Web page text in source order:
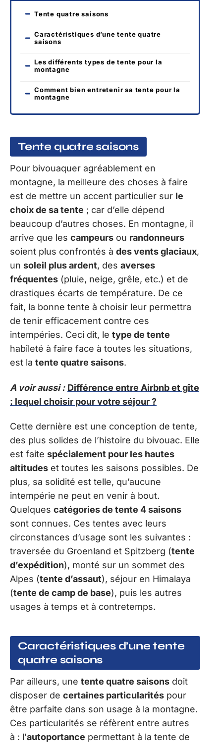
Tente quatre saisons
Caractéristiques d’une tente quatre
saisons
Les différents types de tente pour la
montagne
Comment bien entretenir sa tente pour la
montagne
Tente quatre saisons
Pour bivouaquer agréablement en
montagne, la meilleure des choses à faire
est de mettre un accent particulier sur le
choix de sa tente ; car d’elle dépend
beaucoup d’autres choses. En montagne, il
arrive que les campeurs ou randonneurs
soient plus confrontés à des vents glaciaux,
un soleil plus ardent, des averses
fréquentes (pluie, neige, grêle, etc.) et de
drastiques écarts de température. De ce
fait, la bonne tente à choisir leur permettra
de tenir efficacement contre ces
intempéries. Ceci dit, le type de tente
habileté à faire face à toutes les situations,
est la tente quatre saisons.
A voir aussi : Différence entre Airbnb et gîte
: lequel choisir pour votre séjour ?
Cette dernière est une conception de tente,
des plus solides de l’histoire du bivouac. Elle
est faite spécialement pour les hautes
altitudes et toutes les saisons possibles. De
plus, sa solidité est telle, qu’aucune
intempérie ne peut en venir à bout.
Quelques catégories de tente 4 saisons
sont connues. Ces tentes avec leurs
circonstances d’usage sont les suivantes :
traversée du Groenland et Spitzberg (tente
d’expédition), monté sur un sommet des
Alpes (tente d’assaut), séjour en Himalaya
(tente de camp de base), puis les autres
usages à temps et à contretemps.
Caractéristiques d’une tente
quatre saisons
Par ailleurs, une tente quatre saisons doit
disposer de certaines particularités pour
être parfaite dans son usage à la montagne.
Ces particularités se réfèrent entre autres
à : l’autoportance permettant à la tente de